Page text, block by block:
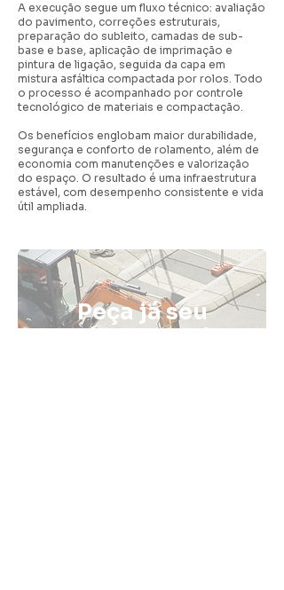
A execução segue um fluxo técnico: avaliação
do pavimento, correções estruturais,
preparação do subleito, camadas de sub-
base e base, aplicação de imprimação e
pintura de ligação, seguida da capa em
mistura asfáltica compactada por rolos. Todo
o processo é acompanhado por controle
tecnológico de materiais e compactação.
Os benefícios englobam maior durabilidade,
segurança e conforto de rolamento, além de
economia com manutenções e valorização
do espaço. O resultado é uma infraestrutura
estável, com desempenho consistente e vida
útil ampliada.
Peça já seu
orçamento de